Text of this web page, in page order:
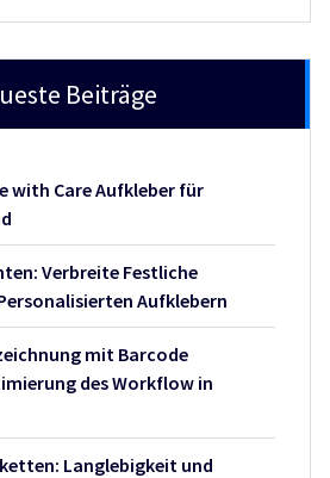
Beiträge
with Care Aufkleber für
Verbreite Festliche
Aufklebern
mit Barcode
des Workflow in
Langlebigkeit und